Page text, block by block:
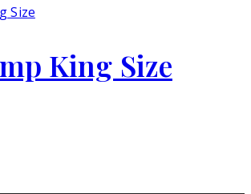
King Size